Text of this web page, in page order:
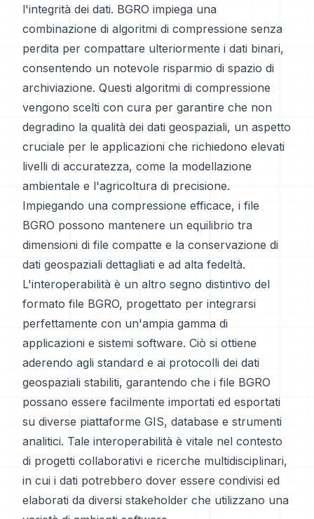
l'integrità dei dati. BGRO impiega una
combinazione di algoritmi di compressione senza
perdita per compattare ulteriormente i dati binari,
consentendo un notevole risparmio di spazio di
archiviazione. Questi algoritmi di compressione
vengono scelti con cura per garantire che non
degradino la qualità dei dati geospaziali, un aspetto
cruciale per le applicazioni che richiedono elevati
livelli di accuratezza, come la modellazione
ambientale e l'agricoltura di precisione.
Impiegando una compressione efficace, i file
BGRO possono mantenere un equilibrio tra
dimensioni di file compatte e la conservazione di
dati geospaziali dettagliati e ad alta fedeltà.
L'interoperabilità è un altro segno distintivo del
formato file BGRO, progettato per integrarsi
perfettamente con un'ampia gamma di
applicazioni e sistemi software. Ciò si ottiene
aderendo agli standard e ai protocolli dei dati
geospaziali stabiliti, garantendo che i file BGRO
possano essere facilmente importati ed esportati
su diverse piattaforme GIS, database e strumenti
analitici. Tale interoperabilità è vitale nel contesto
di progetti collaborativi e ricerche multidisciplinari,
in cui i dati potrebbero dover essere condivisi ed
elaborati da diversi stakeholder che utilizzano una